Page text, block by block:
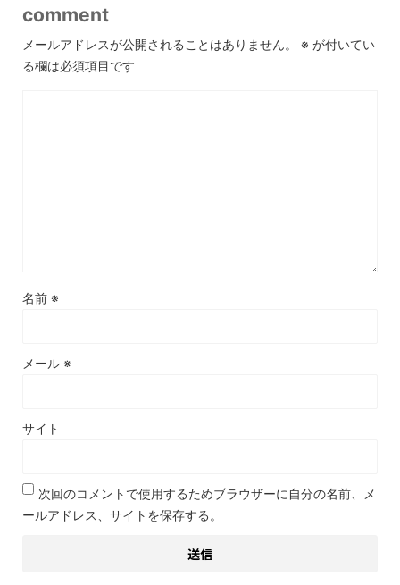
comment
メールアドレスが公開されることはありません。 ※ が付いてい
る欄は必須項目です
名前 ※
メール ※
サイト
次回のコメントで使用するためブラウザーに自分の名前、メ
ールアドレス、サイトを保存する。